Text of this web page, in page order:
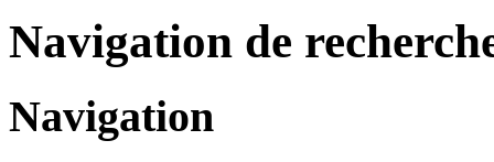
Navigation de
Navigation